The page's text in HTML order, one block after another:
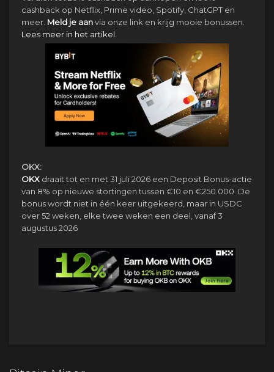
cashback op Netflix, Prime video, Spotify, ChatGPT en
meer. Meld je aanvia onze link en krijg mooie bonussen.
Lees meer in het artikel.
OKX:
OKX draait tot en met 31 juli 2026 een Deposit Bonus-actie
van 8% op nieuwe stortingen tussen €10 en €250.000. De
bonus wordt niet in één keer uitgekeerd, maar in USDC
over 52 weken, elke twee weken een deel, vanaf 3
augustus 2026